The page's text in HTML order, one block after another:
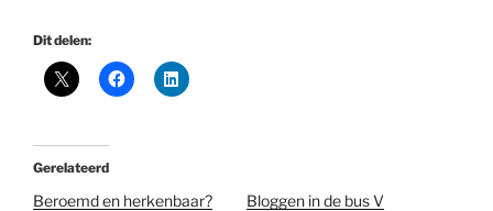
Dit delen:
Gerelateerd
Beroemd en herkenbaar?
Bloggen in de bus V